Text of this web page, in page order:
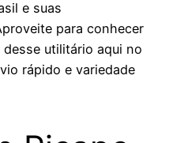
e suas
para conhecer
utilitário aqui no
rápido e variedade